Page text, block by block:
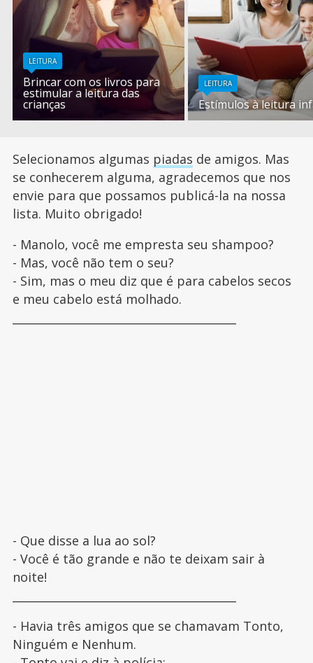
LEITURA
Brincar com os livros para
estimular a leitura das
crianças
LEITURA
Estímulos à leitura
Selecionamos algumas piadas de amigos. Mas
se conhecerem alguma, agradecemos que nos
envie para que possamos publicá-la na nossa
lista. Muito obrigado!
- Manolo, você me empresta seu shampoo?
- Mas, você não tem o seu?
- Sim, mas o meu diz que é para cabelos secos
e meu cabelo está molhado.
- Que disse a lua ao sol?
- Você é tão grande e não te deixam sair à
noite!
- Havia três amigos que se chamavam Tonto,
Ninguém e Nenhum.